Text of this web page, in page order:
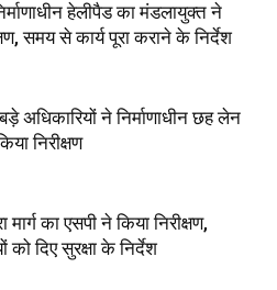
हेलीपैड का मंडलायुक्त ने
समय से कार्य पूरा कराने के निर्देश
अधिकारियों ने निर्माणाधीन छह लेन
निरीक्षण
मार्ग का एसपी ने किया निरीक्षण,
को दिए सुरक्षा के निर्देश